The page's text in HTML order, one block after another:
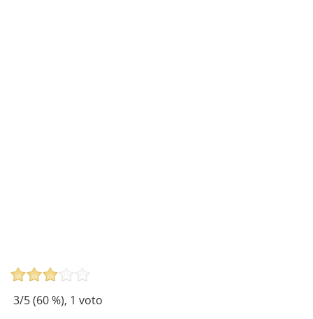
3/5 (60%), 1 voto